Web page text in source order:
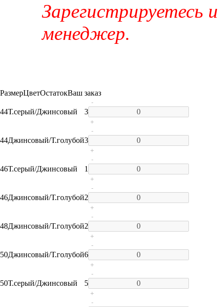
Зарегистрируетесь
менеджер.
РазмерЦветОстатокВаш заказ
44Т.серый/Джинсовый 3
-
+
44Джинсовый/Т.голубой3
-
+
46Т.серый/Джинсовый 1
-
+
46Джинсовый/Т.голубой2
-
+
48Джинсовый/Т.голубой2
-
+
50Джинсовый/Т.голубой6
-
+
50Т.серый/Джинсовый 5
-
+
-